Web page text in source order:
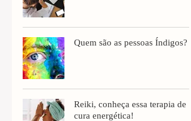
Quem são as pessoas Índigos?
Reiki, conheça essa terapia de
cura energética!